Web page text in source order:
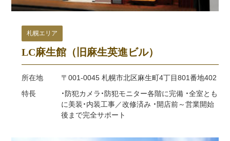
札幌エリア
LC麻生館（旧麻生英進ビル）
所在地 〒001-0045 札幌市北区麻生町4丁目801番地402
特長
・防犯カメラ・防犯モニター各階に完備 ・全室とも
に美装・内装工事／改修済み ・開店前～営業開始
後まで完全サポート